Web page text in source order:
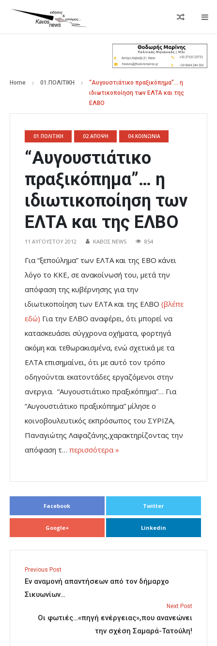
Home 01.ΠΟΛΙΤΙΚΗ
“Αυγουστιάτικο πραξικόπημα”… η
ιδιωτικοποίηση των ΕΛΤΑ και της
ΕΛΒΟ
01.ΠΟΛΙΤΙΚΗ 02.ΑΠΟΨΗ 04.ΚΟΙΝΩΝΙΑ
“Αυγουστιάτικο
πραξικόπημα”… η
ιδιωτικοποίηση των
ΕΛΤΑ και της ΕΛΒΟ
11 ΑΥΓΟΎΣΤΟΥ 2012 ΚΑΒΟΣ NEWS 854
Για “ξεπούλημα” των ΕΛΤΑ και της ΕΒΟ κάνει
λόγο το ΚΚΕ, σε ανακοίνωσή του, μετά την
απόφαση της κυβέρνησης για την
ιδιωτικοποίηση των ΕΛΤΑ και της ΕΛΒΟ (βλέπε
εδώ) Για την ΕΛΒΟ αναφέρει, ότι μπορεί να
κατασκευάσει σύγχρονα οχήματα, φορτηγά
ακόμη και τεθωρακισμένα, ενώ σχετικά με τα
ΕΛΤΑ επισημαίνει, ότι με αυτό τον τρόπο
οδηγούνται εκατοντάδες εργαζόμενοι στην
ανεργια. “Αυγουστιάτικο πραξικόπημα”… Για
“Αυγουστιάτικο πραξικόπημα” μίλησε ο
κοινοβουλευτικός εκπρόσωπος του ΣΥΡΙΖΑ,
Παναγιώτης Λαφαζάνης,χαρακτηρίζοντας την
απόφαση τ… περισσότερα »
Facebook Twitter
Google+ Linkedin
Previous Post
Εν αναμονή απαντήσεων από τον δήμαρχο
Σικυωνίων…
Next Post
Οι φωτιές…«πηγή ενέργειας»,που ανανεώνει
την σχέση Σαμαρά-Τατούλη!